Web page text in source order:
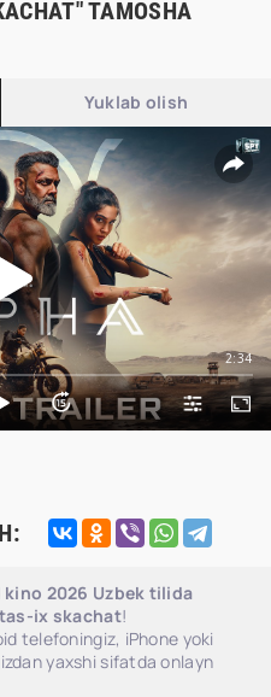
TAMOSHA
Yuklab olish
2:34
kino 2026 Uzbek tilida
ix skachat!
telefoningiz, iPhone yoki
yaxshi sifatda onlayn